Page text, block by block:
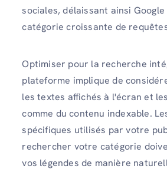
sociales, délaissant ainsi
catégorie croissante de
Optimiser pour la recherche
plateforme implique de
les textes affichés à l'écran et
comme du contenu indexable.
spécifiques utilisés par votre
rechercher votre catégorie
vos légendes de manière